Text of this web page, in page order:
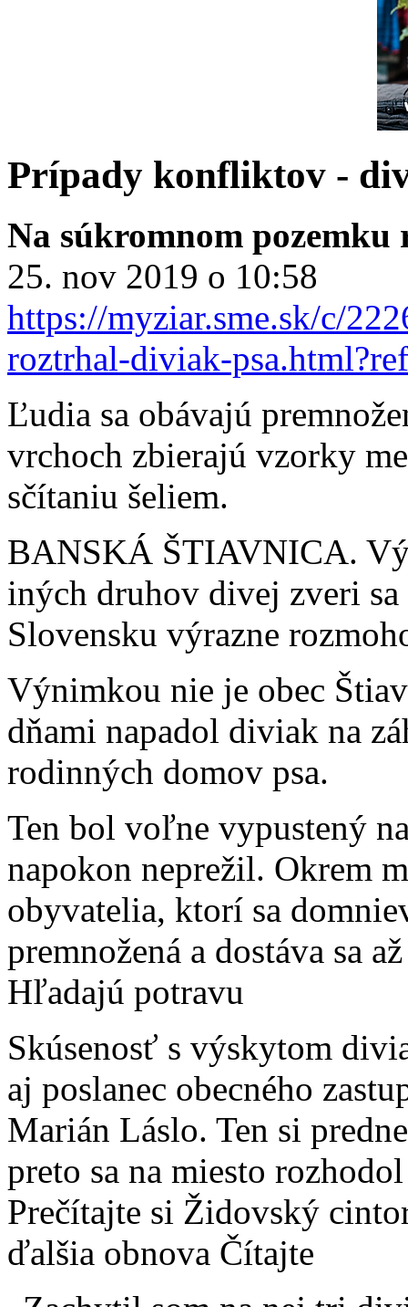
Prípady konfliktov -
Na súkromnom
25. nov 2019 o 10:58
https://myziar.sme.sk/c/
roztrhal-diviak-
Ľudia sa obávajú
vrchoch zbierajú vzorky
sčítaniu šeliem.
BANSKÁ ŠTIAVNICA.
iných druhov divej zveri sa
Slovensku výrazne
Výnimkou nie je obec
dňami napadol diviak na
rodinných domov psa.
Ten bol voľne vypustený
napokon neprežil. Okrem
obyvatelia, ktorí sa
premnožená a dostáva sa
Hľadajú potravu
Skúsenosť s výskytom
aj poslanec obecného
Marián Láslo. Ten si
preto sa na miesto
Prečítajte si Židovský
ďalšia obnova Čítajte